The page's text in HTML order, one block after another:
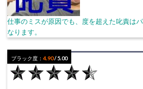
仕事のミスが原因でも、度を超えた叱責は
なります。
ブラック度：4.90/ 5.00